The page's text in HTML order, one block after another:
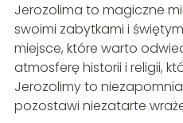
Jerozolima to magiczne
swoimi zabytkami i
miejsce, które warto
atmosferę historii i religii,
Jerozolimy to
pozostawi niezatarte